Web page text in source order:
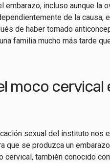
embarazo, incluso aunque la
de la causa,
de haber tomado
familia mucho más tarde
moco cervical
sexual del instituto nos
que se produzca un
cervical, también conocido